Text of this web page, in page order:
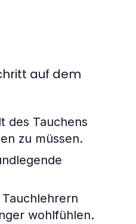
auf dem
des Tauchens
zu müssen.
wohlfühlen.